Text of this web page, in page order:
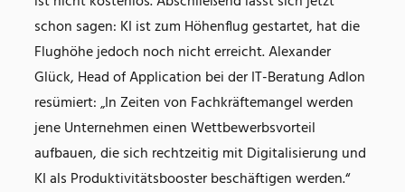
schon sagen: KI ist zum Höhenflug gestartet, hat die
Flughöhe jedoch noch nicht erreicht. Alexander
Glück, Head of Application bei der IT-Beratung Adlon
resümiert: „In Zeiten von Fachkräftemangel werden
jene Unternehmen einen Wettbewerbsvorteil
aufbauen, die sich rechtzeitig mit Digitalisierung und
KI als Produktivitätsbooster beschäftigen werden.“